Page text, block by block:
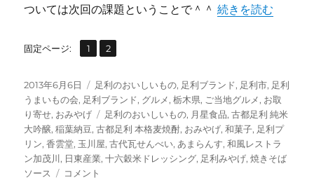
ついては次回の課題ということで＾＾“足利ブランド認
続きを読む
固定ページ:
固
ペ
ー
ジ
1 ,
固
ペ
ー
ジ
2
投
稿
日:
2013年6月6日
カ
テ
ゴ
リ
ー
足利のおいしいもの, 足利ブランド, 足利市, 足利
うまいもの会, 足利ブランド, グルメ,栃木県, ご当地グルメ, お取
り寄せ, おみやげ
タ
グ
足利のおいしいもの, 月星食品,古都足利 純米
大吟醸,稲葉納豆,古都足利 本格麦焼酎, おみやげ,和菓子, 足利プ
リン,香雲堂, 玉川屋,古代瓦せんべい, あまらんす,和風レストラ
ン加茂川, 日東産業,十六穀米ドレッシング, 足利みやげ,焼きそば
ソース
足
コメント